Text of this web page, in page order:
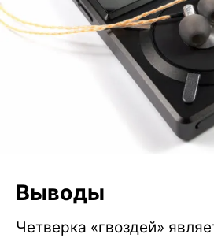
Выводы
Четверка «гвоздей»